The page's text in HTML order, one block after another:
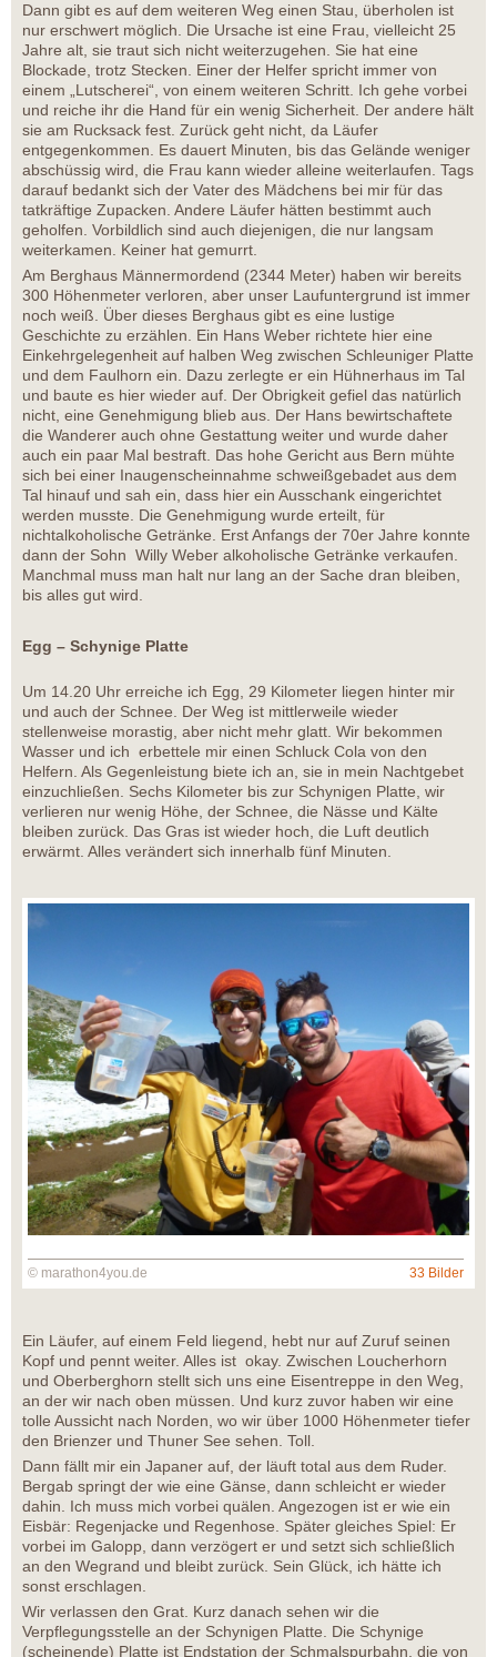
Dann gibt es auf dem weiteren Weg einen Stau, überholen ist
nur erschwert möglich. Die Ursache ist eine Frau, vielleicht 25
Jahre alt, sie traut sich nicht weiterzugehen. Sie hat eine
Blockade, trotz Stecken. Einer der Helfer spricht immer von
einem „Lutscherei“, von einem weiteren Schritt. Ich gehe vorbei
und reiche ihr die Hand für ein wenig Sicherheit. Der andere hält
sie am Rucksack fest. Zurück geht nicht, da Läufer
entgegenkommen. Es dauert Minuten, bis das Gelände weniger
abschüssig wird, die Frau kann wieder alleine weiterlaufen. Tags
darauf bedankt sich der Vater des Mädchens bei mir für das
tatkräftige Zupacken. Andere Läufer hätten bestimmt auch
geholfen. Vorbildlich sind auch diejenigen, die nur langsam
weiterkamen. Keiner hat gemurrt.
Am Berghaus Männermordend (2344 Meter) haben wir bereits
300 Höhenmeter verloren, aber unser Laufuntergrund ist immer
noch weiß. Über dieses Berghaus gibt es eine lustige
Geschichte zu erzählen. Ein Hans Weber richtete hier eine
Einkehrgelegenheit auf halben Weg zwischen Schleuniger Platte
und dem Faulhorn ein. Dazu zerlegte er ein Hühnerhaus im Tal
und baute es hier wieder auf. Der Obrigkeit gefiel das natürlich
nicht, eine Genehmigung blieb aus. Der Hans bewirtschaftete
die Wanderer auch ohne Gestattung weiter und wurde daher
auch ein paar Mal bestraft. Das hohe Gericht aus Bern mühte
sich bei einer Inaugenscheinnahme schweißgebadet aus dem
Tal hinauf und sah ein, dass hier ein Ausschank eingerichtet
werden musste. Die Genehmigung wurde erteilt, für
nichtalkoholische Getränke. Erst Anfangs der 70er Jahre konnte
dann der Sohn Willy Weber alkoholische Getränke verkaufen.
Manchmal muss man halt nur lang an der Sache dran bleiben,
bis alles gut wird.
Egg – Schynige Platte
Um 14.20 Uhr erreiche ich Egg, 29 Kilometer liegen hinter mir
und auch der Schnee. Der Weg ist mittlerweile wieder
stellenweise morastig, aber nicht mehr glatt. Wir bekommen
Wasser und ich erbettele mir einen Schluck Cola von den
Helfern. Als Gegenleistung biete ich an, sie in mein Nachtgebet
einzuchließen. Sechs Kilometer bis zur Schynigen Platte, wir
verlieren nur wenig Höhe, der Schnee, die Nässe und Kälte
bleiben zurück. Das Gras ist wieder hoch, die Luft deutlich
erwärmt. Alles verändert sich innerhalb fünf Minuten.
© marathon4you.de 33 Bilder
Ein Läufer, auf einem Feld liegend, hebt nur auf Zuruf seinen
Kopf und pennt weiter. Alles ist okay. Zwischen Loucherhorn
und Oberberghorn stellt sich uns eine Eisentreppe in den Weg,
an der wir nach oben müssen. Und kurz zuvor haben wir eine
tolle Aussicht nach Norden, wo wir über 1000 Höhenmeter tiefer
den Brienzer und Thuner See sehen. Toll.
Dann fällt mir ein Japaner auf, der läuft total aus dem Ruder.
Bergab springt der wie eine Gänse, dann schleicht er wieder
dahin. Ich muss mich vorbei quälen. Angezogen ist er wie ein
Eisbär: Regenjacke und Regenhose. Später gleiches Spiel: Er
vorbei im Galopp, dann verzögert er und setzt sich schließlich
an den Wegrand und bleibt zurück. Sein Glück, ich hätte ich
sonst erschlagen.
Wir verlassen den Grat. Kurz danach sehen wir die
Verpflegungsstelle an der Schynigen Platte. Die Schynige
(scheinende) Platte ist Endstation der Schmalspurbahn, die von